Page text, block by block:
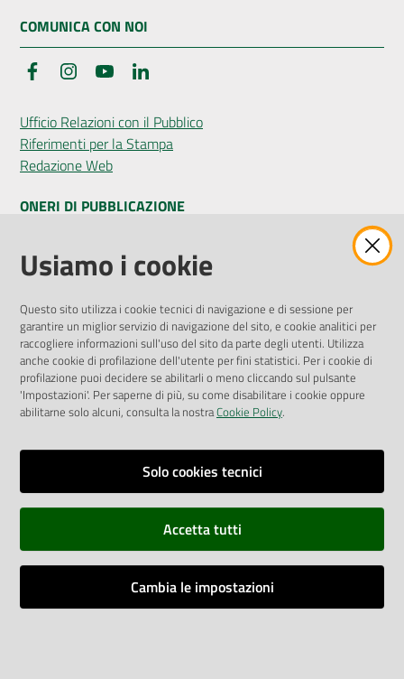
COMUNICA CON NOI
FacebookInstagramYouTube
Ufficio Relazioni con il Pubblico
Riferimenti per la Stampa
Redazione Web
ONERI DI PUBBLICAZIONE
Amministrazione Trasparente
Pubblicità legale
Privacy Policy
Attuazione Misure PNRR
Liste di Attesa
ENTI, IMPRESE E PARTNER
Fatturazione Elettronica
Richiesta Patrocinio
Dichiarazione di Accessibilità
Dati di Monitoraggio
Usiamo i cookie
Questo sito utilizza i cookie tecnici di navigazione e di sessione per
garantire un miglior servizio di navigazione del sito, e cookie analitici per
raccogliere informazioni sull'uso del sito da parte degli utenti. Utilizza
anche cookie di profilazione dell'utente per fini statistici. Per i cookie di
profilazione puoi decidere se abilitarli o meno cliccando sul pulsante
'Impostazioni'. Per saperne di più, su come disabilitare i cookie oppure
abilitarne solo alcuni, consulta la nostraCookie Policy.
Solo cookies tecnici
Accetta tutti
Cambia le impostazioni